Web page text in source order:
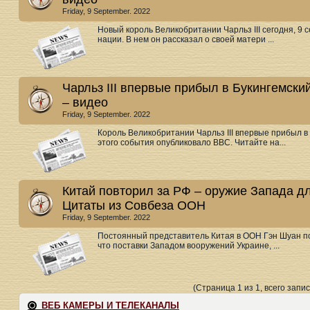
Friday, 9 September. 2022
Новый король Великобритании Чарльз III сегодня,
нации. В нем он рассказал о своей матери ...
Чарльз III впервые прибыл в
– видео
Friday, 9 September. 2022
Король Великобритании Чарльз III впервые прибыл
этого события опубликовало BBC. Читайте на...
Китай повторил за РФ – оружие Запада
Цитаты из Совбеза ООН
Friday, 9 September. 2022
Постоянный представитель Китая в ООН Гэн Шуан
что поставки Западом вооружений Украине, ...
(Страница 1 из 1, всего